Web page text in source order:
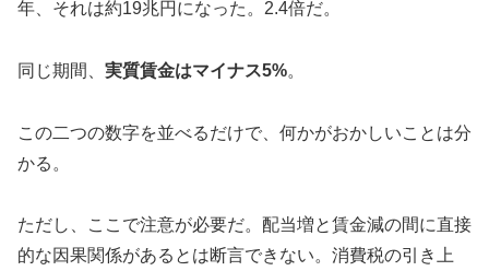
年、それは約19兆円になった。2.4倍だ。
同じ期間、 実質賃金はマイナス5%。
この二つの数字を並べるだけで、何かがおかしいことは分
かる。
ただし、ここで注意が必要だ。配当増と賃金減の間に直接
的な因果関係があるとは断言できない。消費税の引き上